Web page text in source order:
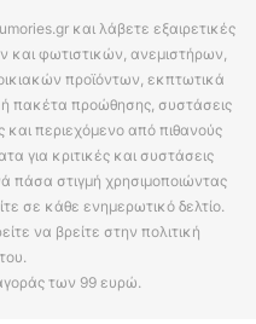
και λάβετε εξαιρετικές
φωτιστικών, ανεμιστήρων,
προϊόντων, εκπτωτικά
ή πακέτα προώθησης, συστάσεις
περιεχόμενο από πιθανούς
για κριτικές και συστάσεις
πάσα στιγμή χρησιμοποιώντας
σε κάθε ενημερωτικό δελτίο.
να βρείτε στην πολιτική
των 99 ευρώ.